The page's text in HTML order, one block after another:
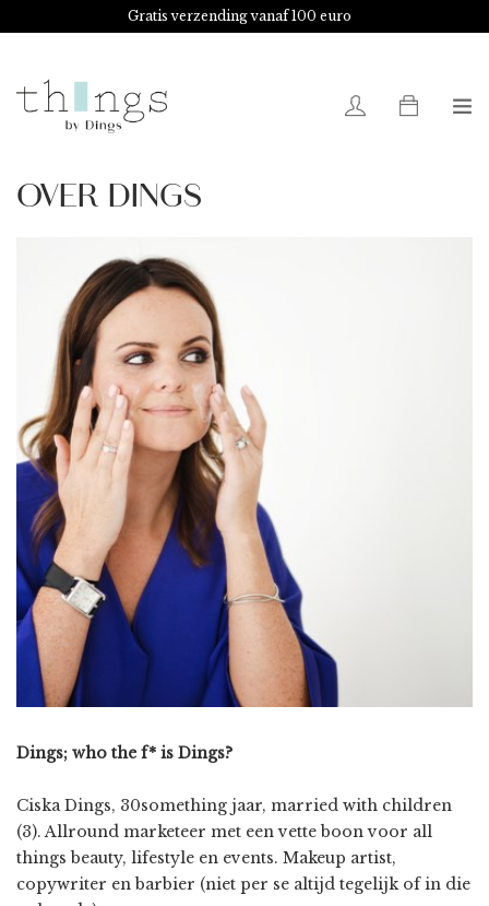
Gratis verzending vanaf 100 euro
Advies nodig? Shoot!
OVER DINGS
Dings; who the f* is Dings?
Ciska Dings, 30something jaar, married with children
(3). Allround marketeer met een vette boon voor all
things beauty, lifestyle en events. Makeup artist,
copywriter en barbier (niet per se altijd tegelijk of in die